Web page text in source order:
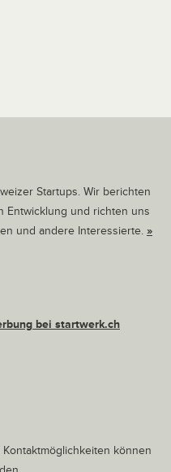
Startups. Wir berichten
Entwicklung und richten uns
und andere Interessierte. »
bei startwerk.ch
können